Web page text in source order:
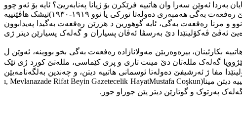
ئەوێن سەرا وان هاتییە فرێکرن بۆ ژیانا پەنابەریێ؟ ئایە بۆ ئەو چوو
دناڤا وان پێکهاتەیێن ب کارێ ئوپوزسیونا دەستهەلاتدارێن دەمیدا؟. هەروەسا د تەوەریێ چارێ و دووماهیێدا ئەوێ ل ژێر ناڤێ(هەلویستێ رەفعەت بەگی هەمبەری دەولەتا تورکی یا نوو ١٩١٩-١٩٣٠)تیشک هاڤێتییە
وی بەرامبەری دەولەتا تورکی یا نوو و مرنا رەفعەت بەگی، ئایە گوهورین د هزرێن رەفعەت بەگیدا پەیدابوون
ئەڤێ ڤەکۆلینێدا دێ بەرسڤا ئەڤان پسیاران و گەلەک پسیارێن دیتر ژی
بکارئینان، بیرەوەریێن مەولانازادە رەفعەت بەگی بخو بووینە، ئەوێن ل
گەلەک مللەتان دێ مینت تاری و پری کێماسی، مللەتێ کورد ژی ئێک
مفا ژ ئەرشیفێ دەولەتا ئوسمانی هاتییە دیتن، و چەندین بەلگەنامەیێن
دیتن مینا(Mustafa Coşkun
, Mevlanazade Rifat Beyin Gazetecelik Hayat
ı
پەرتوک و گوتارێن دیتر یێن جوراو جور.